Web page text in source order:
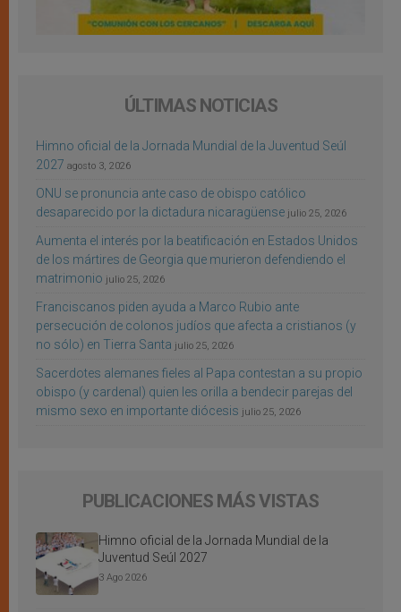
ÚLTIMAS NOTICIAS
Himno oficial de la Jornada Mundial de la Juventud Seúl
2027 agosto 3, 2026
ONU se pronuncia ante caso de obispo católico
desaparecido por la dictadura nicaragüense julio 25, 2026
Aumenta el interés por la beatificación en Estados Unidos
de los mártires de Georgia que murieron defendiendo el
matrimonio julio 25, 2026
Franciscanos piden ayuda a Marco Rubio ante
persecución de colonos judíos que afecta a cristianos (y
no sólo) en Tierra Santa julio 25, 2026
Sacerdotes alemanes fieles al Papa contestan a su propio
obispo (y cardenal) quien les orilla a bendecir parejas del
mismo sexo en importante diócesis julio 25, 2026
PUBLICACIONES MÁS VISTAS
Himno oficial de la Jornada Mundial de la
Juventud Seúl 2027
3 Ago 2026